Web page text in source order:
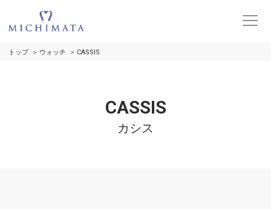
トップ ウォッチ CASSIS
CASSIS
カシス